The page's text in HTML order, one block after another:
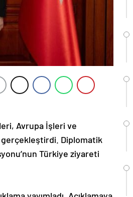
Avrupa İşleri ve
gerçekleştirdi. Diplomatik
Türkiye ziyareti